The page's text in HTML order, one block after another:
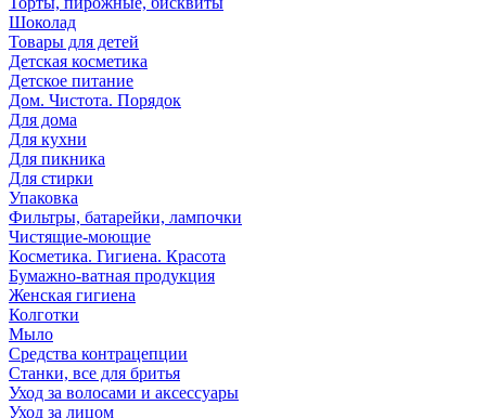
Шоколад
Товары для детей
Детская косметика
Детское питание
Дом. Чистота. Порядок
Для дома
Для кухни
Для пикника
Для стирки
Упаковка
Фильтры, батарейки, лампочки
Чистящие-моющие
Косметика. Гигиена. Красота
Бумажно-ватная продукция
Женская гигиена
Колготки
Мыло
Средства контрацепции
Станки, все для бритья
Уход за волосами и аксессуары
Уход за лицом